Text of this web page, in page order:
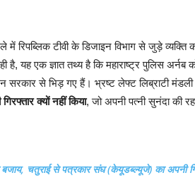
में रिपब्लिक टीवी के डिजाइन विभाग से जुड़े व्यक्ति
है, यह एक ज्ञात तथ्य है कि महाराष्ट्र पुलिस अर्नब
सरकार से भिड़ गए हैं। भ्रष्ट लेफ्ट लिब्राटी
क्यों नहीं किया, जो अपनी पत्नी सुनंदा की
बजाय, चतुराई से पत्रकार संघ (केयूडब्ल्यूजे) का अपनी